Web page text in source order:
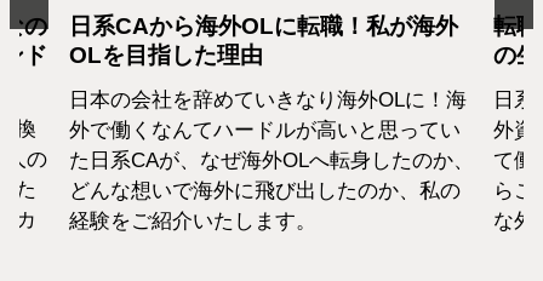
の
ド
換
人の
た
カ
日系CAから海外OLに転職！私が海外
OLを目指した理由
日本の会社を辞めていきなり海外OLに！海
外で働くなんてハードルが高いと思ってい
た日系CAが、なぜ海外OLへ転身したのか、
どんな想いで海外に飛び出したのか、私の
経験をご紹介いたします。
転
の
日
外資
て働
らこ
な外